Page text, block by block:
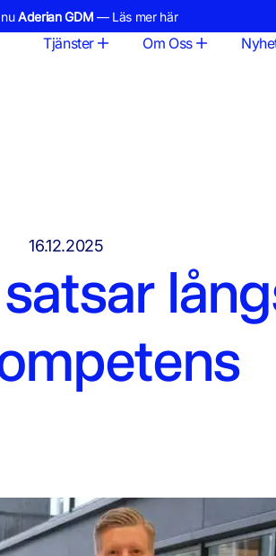
nuAderian GDM — Läs mer här
Tjänster Om Oss
16.12.2025